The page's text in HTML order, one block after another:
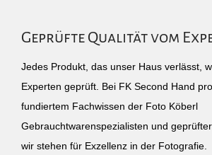
Geprüfte Qualität vom
Jedes Produkt, das unser Haus verlässt,
Experten geprüft. Bei FK Second Hand
fundiertem Fachwissen der Foto Köberl
Gebrauchtwarenspezialisten und
wir stehen für Exzellenz in der Fotografie.